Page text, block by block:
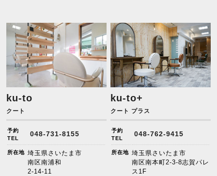
ku-to
クート
予約
TEL
048-731-8155
所在地 埼玉県さいたま市
南区南浦和
2-14-11
ku-to+
クート プラス
予約
TEL
048-762-9415
所在地 埼玉県さいたま市
南区南本町2-3-8志賀パレ
ス1F